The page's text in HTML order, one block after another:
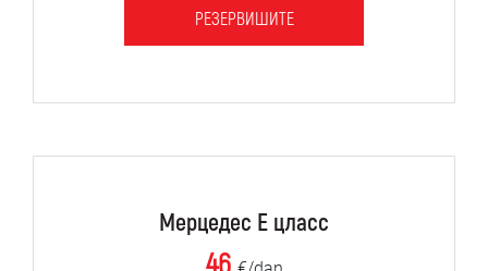
РЕЗЕРВИШИТЕ
Мерцедес Е цласс